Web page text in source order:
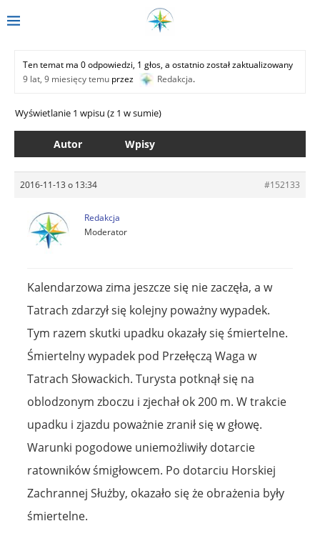
Ten temat ma 0 odpowiedzi, 1 głos, a ostatnio został zaktualizowany
9 lat, 9 miesięcy temu przez Redakcja.
Wyświetlanie 1 wpisu (z 1 w sumie)
Autor Wpisy
2016-11-13 o 13:34 #152133
Redakcja
Moderator
Kalendarzowa zima jeszcze się nie zaczęła, a w
Tatrach zdarzył się kolejny poważny wypadek.
Tym razem skutki upadku okazały się śmiertelne.
Śmiertelny wypadek pod Przełęczą Waga w
Tatrach Słowackich. Turysta potknął się na
oblodzonym zboczu i zjechał ok 200 m. W trakcie
upadku i zjazdu poważnie zranił się w głowę.
Warunki pogodowe uniemożliwiły dotarcie
ratowników śmigłowcem. Po dotarciu Horskiej
Zachrannej Służby, okazało się że obrażenia były
śmiertelne.